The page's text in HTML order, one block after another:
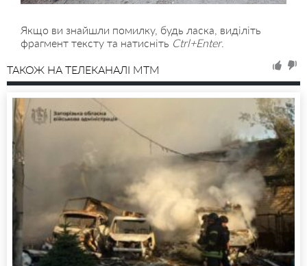
Якщо ви знайшли помилку, будь ласка, виділіть
фрагмент тексту та натисніть Ctrl+Enter.
ТАКОЖ НА ТЕЛЕКАНАЛІ MTM